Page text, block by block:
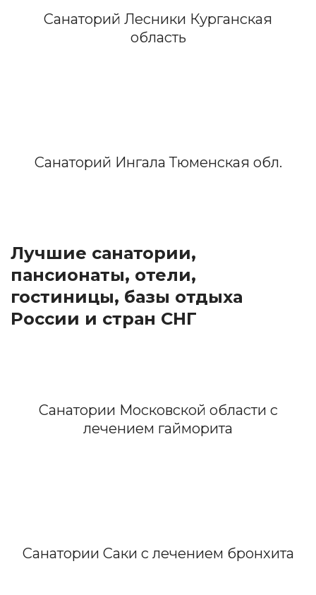
Санаторий Лесники Курганская
область
Санаторий Ингала Тюменская обл.
Лучшие санатории,
пансионаты, отели,
гостиницы, базы отдыха
России и стран СНГ
Санатории Московской области с
лечением гайморита
Санатории Саки с лечением бронхита